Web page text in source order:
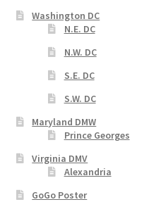
Washington DC
N.E. DC
N.W. DC
S.E. DC
S.W. DC
Maryland DMW
Prince Georges
Virginia DMV
Alexandria
GoGo Poster